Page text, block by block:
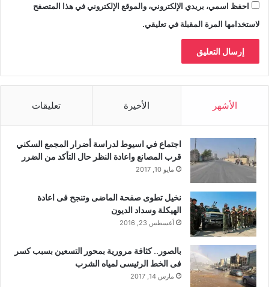
احفظ اسمي، بريدي الإلكتروني، والموقع الإلكتروني في هذا المتصفح
لاستخدامها المرة المقبلة في تعليقي.
الأشهر الأخيرة تعليقات
اجتماع في اسيوط لدراسة أضرار المجمع السكني
قرب المصانع واعادة النظر حال التأكد من الضرر
مايو 10, 2017
نخيل تطوى صفحة الماضى وتنجح فى اعادة
الهيكلة وسداد الديون
أغسطس 23, 2016
بالصور.. كثافة مرورية بمحور التسعين بسبب كسر
فى الخط الرئيسى لمياه الشرب
مارس 14, 2017